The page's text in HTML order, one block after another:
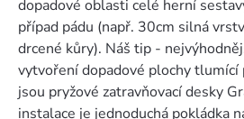
dopadové oblasti celé herní
případ pádu (např. 30cm silná
drcené kůry). Náš tip -
vytvoření dopadové plochy tlumící
jsou pryžové zatravňovací desky
instalace je jednoduchá pokládka